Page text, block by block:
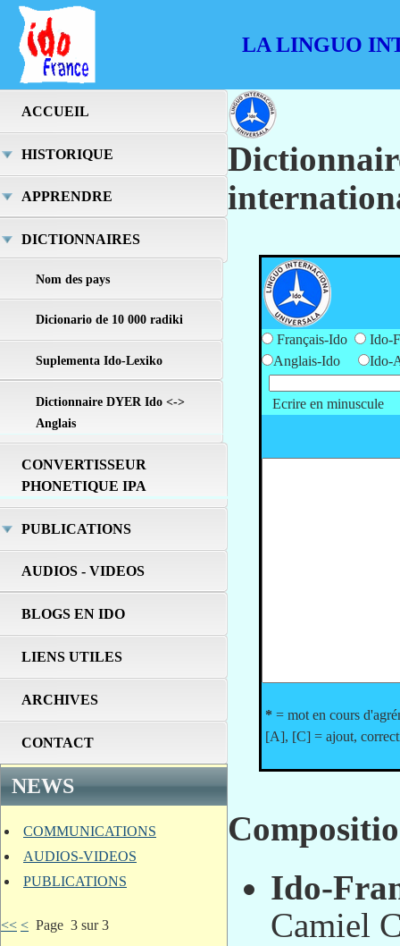
LA LINGUO
ACCUEIL
HISTORIQUE
APPRENDRE
DICTIONNAIRES
Nom des pays
Dicionario de 10 000 radiki
Suplementa Ido-Lexiko
Dictionnaire DYER Ido <->
Anglais
CONVERTISSEUR
PHONETIQUE IPA
PUBLICATIONS
AUDIOS - VIDEOS
BLOGS EN IDO
LIENS UTILES
ARCHIVES
CONTACT
NEWS
COMMUNICATIONS
AUDIOS-VIDEOS
PUBLICATIONS
<< < Page 3 sur 3
Français-Ido
Ido-
Anglais-Ido
Ido-
Ecrire en minuscule
* = mot en cours
[A], [C] = ajout,
Ido-
Camiel